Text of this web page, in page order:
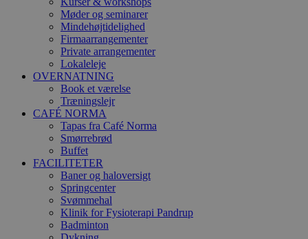
Møder og seminarer
Mindehøjtidelighed
Firmaarrangementer
Private arrangementer
Lokaleleje
OVERNATNING
Book et værelse
Træningslejr
CAFÉ NORMA
Tapas fra Café Norma
Smørrebrød
Buffet
FACILITETER
Baner og haloversigt
Springcenter
Svømmehal
Klinik for Fysioterapi Pandrup
Badminton